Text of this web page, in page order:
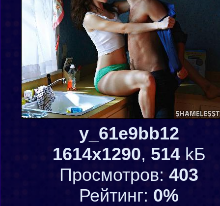
y_61e9bb12
1614x1290, 514 kБ
Просмотров:403
Рейтинг: 0%